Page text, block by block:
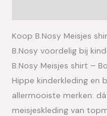
Koop B.Nosy Meisjes
B.Nosy voordelig bij
B.Nosy Meisjes shirt –
Hippe kinderkleding en
allermooiste merken:
meisjeskleding van